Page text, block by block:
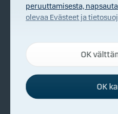
Talousrikollisuuden torjunta
Palvelun ehdot
peruuttamisesta,
olevaa Evästeet ja
Välttämättömät
Välttämättömien
toimii oikein, sillä ne
kuten sivustolla
OK
OK